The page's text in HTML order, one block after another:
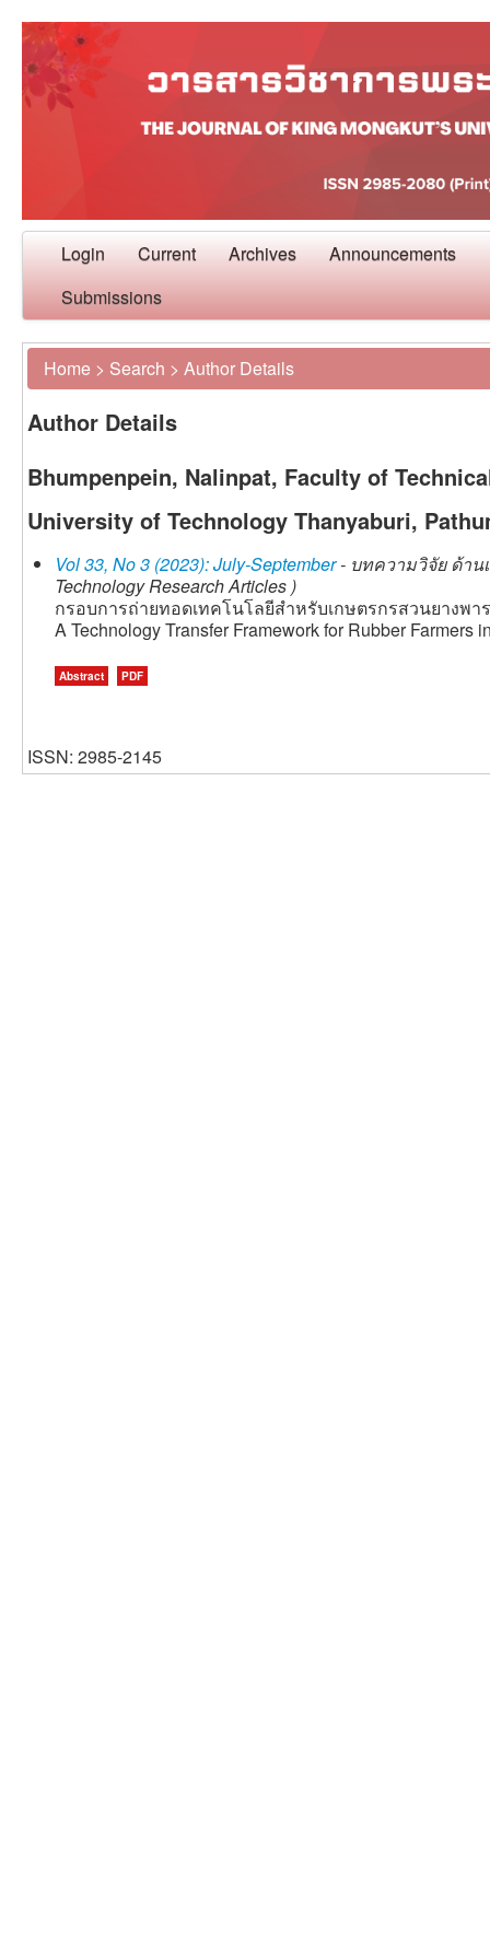
Login Current Archives Announcements
Submissions
Home > Search > Author Details
Author Details
Bhumpenpein, Nalinpat, Faculty of
University of Technology Thanyaburi,
Vol 33, No 3 (2023): July-September- บทความวิจัย ด้าน
Technology Research Articles )
กรอบการถ่ายทอดเทคโนโลยีสำหรับเกษตรกรสวนยางพา
A Technology Transfer Framework for Rubber Farmers
Abstract PDF
ISSN: 2985-2145